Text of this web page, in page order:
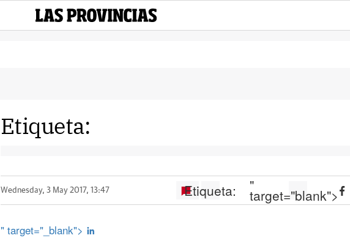
Etiqueta:
Wednesday, 3 May 2017, 13:47 Etiqueta: "
target="blank">
" target="_blank">